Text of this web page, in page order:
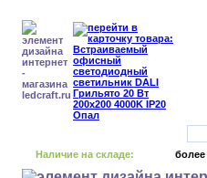
Наличие на складе: более